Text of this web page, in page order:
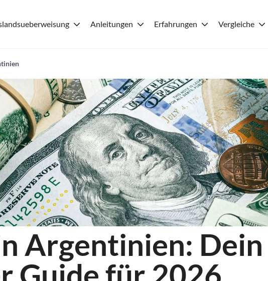
Anleitungen Erfahrungen Vergleiche
Argentinien: Dein